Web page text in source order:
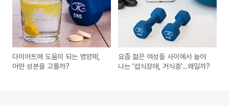
다이어트에 도움이 되는 영양제,
어떤 성분을 고를까?
요즘 젊은 여성들 사이에서 늘어
나는 '섭식장애, 거식증'…왜일까?